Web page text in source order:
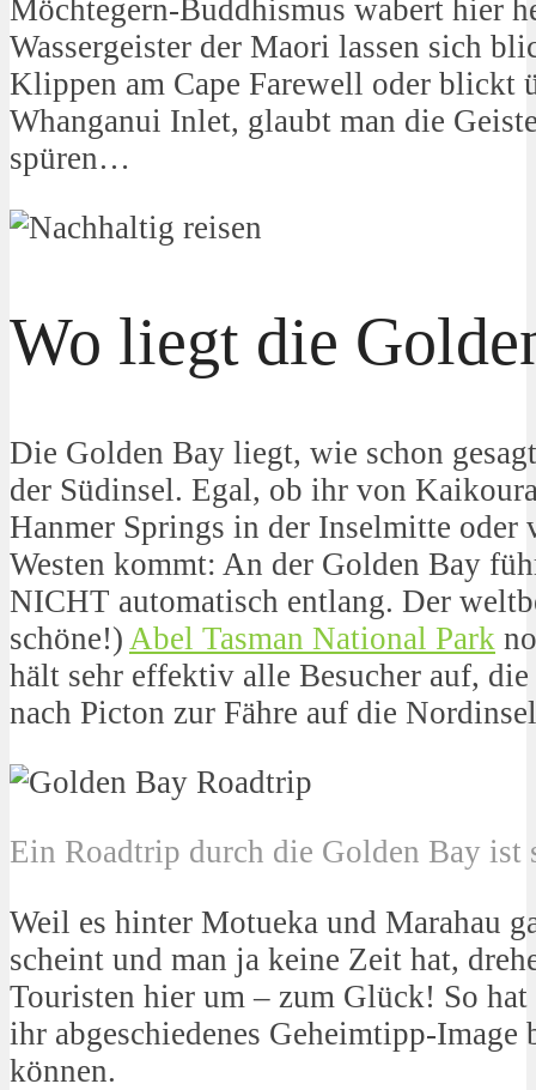
Möchtegern-Buddhismus wabert hier
Wassergeister der Maori lassen sich
Klippen am Cape Farewell oder blickt
Whanganui Inlet, glaubt man die
spüren…
Wo liegt die
Die Golden Bay liegt, wie schon
der Südinsel. Egal, ob ihr von
Hanmer Springs in der Inselmitte oder
Westen kommt: An der Golden Bay
NICHT automatisch entlang. Der
schöne!) Abel Tasman National Park
hält sehr effektiv alle Besucher auf,
nach Picton zur Fähre auf die
Ein Roadtrip durch die Golden Bay ist
Weil es hinter Motueka und Marahau
scheint und man ja keine Zeit hat,
Touristen hier um – zum Glück! So
ihr abgeschiedenes Geheimtipp-Image
können.